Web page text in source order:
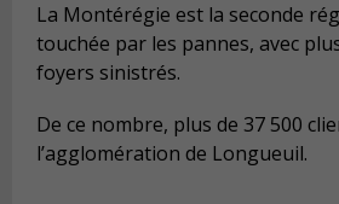
La Montérégie est la seconde
touchée par les pannes, avec
foyers sinistrés.
De ce nombre, plus de 37 500
l’agglomération de Longueuil.